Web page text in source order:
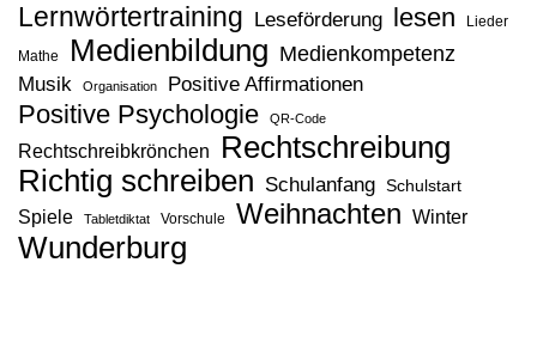
Lernwörtertraining Leseförderung lesen Lieder
Mathe Medienbildung Medienkompetenz
Musik Organisation Positive Affirmationen
Positive Psychologie QR-Code
Rechtschreibkrönchen Rechtschreibung
Richtig schreiben Schulanfang Schulstart
Spiele Tabletdiktat Vorschule Weihnachten Winter
Wunderburg